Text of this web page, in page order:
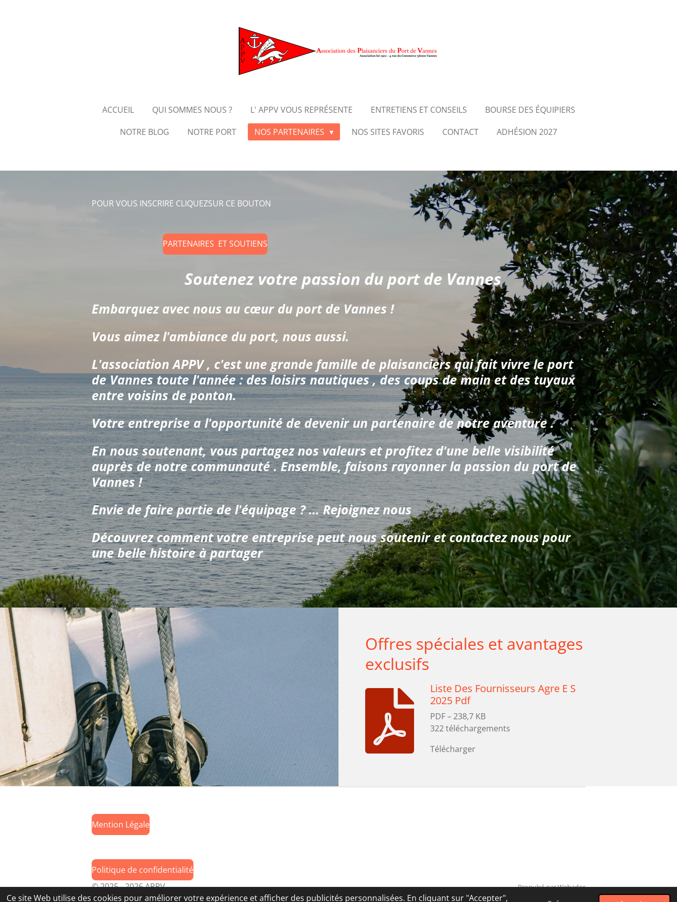
Ce site Web utilise des cookies pour améliorer votre expérience et afficher des publicités personnalisées. En cliquant sur "Accepter",
ACCUEIL QUI SOMMES NOUS ? L' APPV VOUS REPRÉSENTE ENTRETIENS ET CONSEILS
BOURSE DES ÉQUIPIERS
NOTRE BLOG
NOTRE PORT NOS PARTENAIRES NOS SITES FAVORIS CONTACT ADHÉSION 2027
POUR VOUS INSCRIRE CLIQUEZSUR CE BOUTON
PARTENAIRES ET SOUTIENS
Soutenez votre passion du port de Vannes
Embarquez avec nous au cœur du port de Vannes !
Vous aimez l'ambiance du port, nous aussi.
L'association APPV , c'est une grande famille de plaisanciers qui fait vivre le port
de Vannes toute l'année : des loisirs nautiques , des coups de main et des tuyaux
entre voisins de ponton.
Votre entreprise a l'opportunité de devenir un partenaire de notre aventure .
En nous soutenant, vous partagez nos valeurs et profitez d'une belle visibilité
auprès de notre communauté . Ensemble, faisons rayonner la passion du port de
Vannes !
Envie de faire partie de l'équipage ? ...Rejoignez nous
Découvrez comment votre entreprise peut nous soutenir et contactez nous pour
une belle histoire à partager
Offres spéciales et avantages
exclusifs
Liste Des Fournisseurs Agre E S
2025 Pdf
PDF – 238,7 KB
322 téléchargements
Télécharger
Mention Légale
Politique de confidentialité
© 2025 - 2026 APPV
Propulsé parWebador